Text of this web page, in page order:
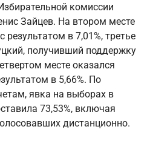
комиссии
Зайцев. На втором месте
в 7,01%, третье
получивший поддержку
месте оказался
в 5,66%. По
явка на выборах в
73,53%, включая
дистанционно.